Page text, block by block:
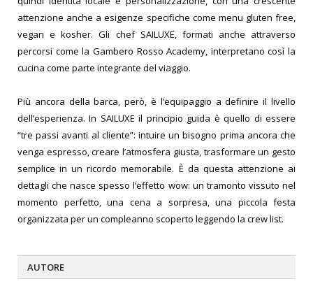
attenzione anche a esigenze specifiche come menu gluten free,
vegan e kosher. Gli chef SAILUXE, formati anche attraverso
percorsi come la Gambero Rosso Academy, interpretano così la
cucina come parte integrante del viaggio.
Più ancora della barca, però, è l’equipaggio a definire il livello
dell’esperienza. In SAILUXE il principio guida è quello di essere
“tre passi avanti al cliente”: intuire un bisogno prima ancora che
venga espresso, creare l’atmosfera giusta, trasformare un gesto
semplice in un ricordo memorabile. È da questa attenzione ai
dettagli che nasce spesso l’effetto wow: un tramonto vissuto nel
momento perfetto, una cena a sorpresa, una piccola festa
organizzata per un compleanno scoperto leggendo la crew list.
AUTORE